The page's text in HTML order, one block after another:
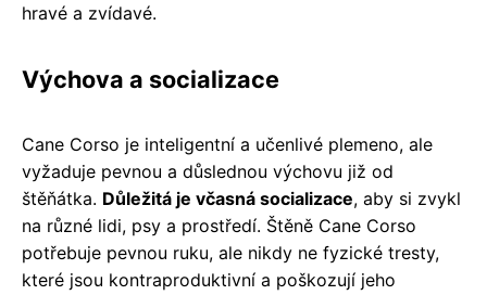
hravé a zvídavé.
Výchova a socializace
Cane Corso je inteligentní a učenlivé plemeno, ale
vyžaduje pevnou a důslednou výchovu již od
štěňátka. Důležitá je včasná socializace, aby si zvykl
na různé lidi, psy a prostředí. Štěně Cane Corso
potřebuje pevnou ruku, ale nikdy ne fyzické tresty,
které jsou kontraproduktivní a poškozují jeho